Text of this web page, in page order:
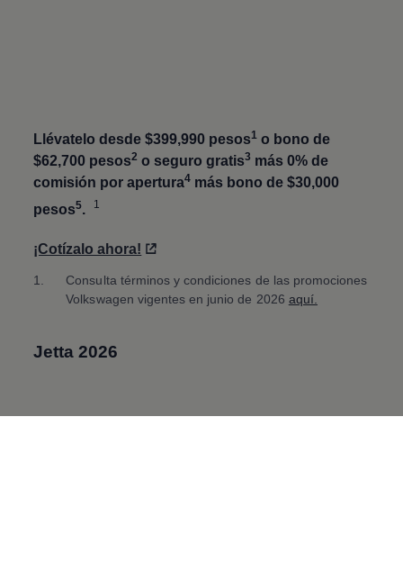
Llévatelo desde $399,990 pesos1 o bono de
$62,700 pesos2 o seguro gratis3 más 0% de
comisión por apertura4 más bono de $30,000
pesos5. 1
¡Cotízalo ahora!
1.
Consulta términos y condiciones de las promociones
Volkswagen vigentes en junio de 2026 aquí.
Jetta 2026